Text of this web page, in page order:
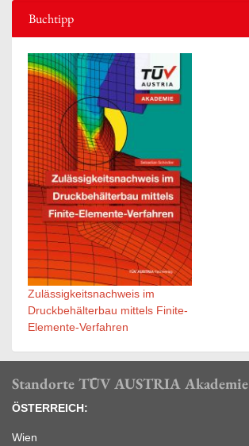
Buchtipp
Zulässigkeitsnachweis im
Druckbehälterbau mittels Finite-
Elemente-Verfahren
Standorte TÜV AUSTRIA Akademie
ÖSTERREICH:
Wien